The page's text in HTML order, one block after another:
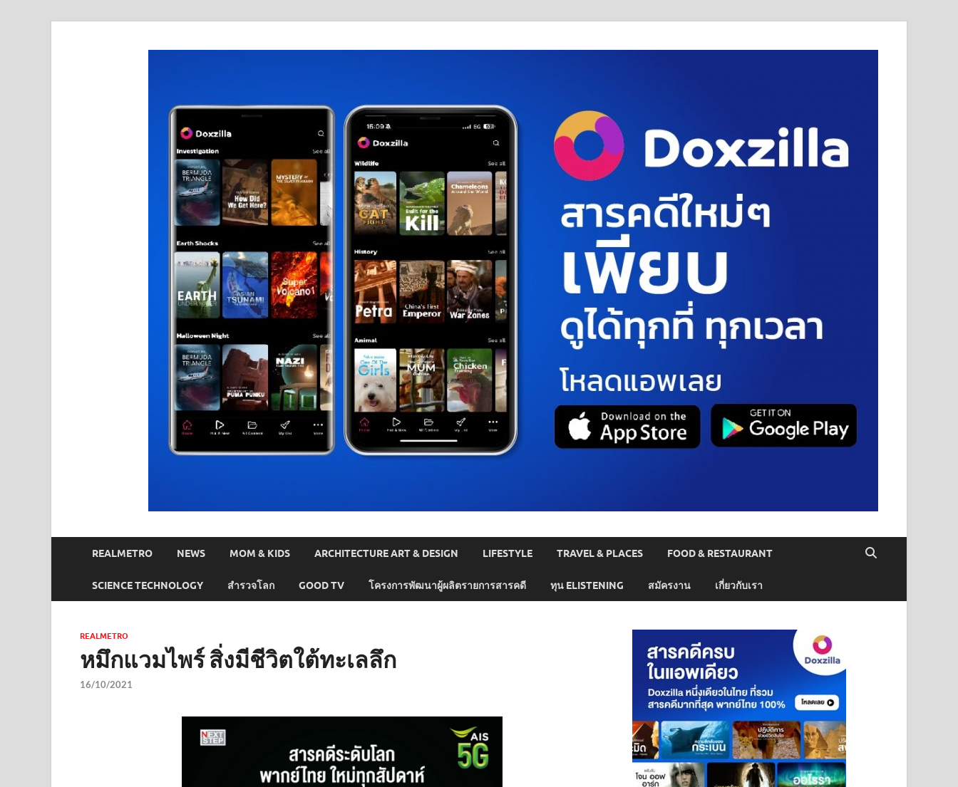
REALMETRO NEWS MOM & KIDS ARCHITECTURE ART & DESIGN LIFESTYLE TRAVEL & PLACES FOOD & RESTAURANT
SCIENCE TECHNOLOGY สำรวจโลก GOOD TV โครงการพัฒนาผู้ผลิตรายการสารคดี ทุน ELISTENING สมัครงาน เกี่ยวกับเรา
REALMETRO
หมึกแวมไพร์ สิ่งมีชีวิตใต้ทะเลลึก
16/10/2021